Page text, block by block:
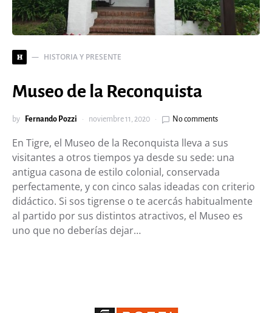
H HISTORIA Y PRESENTE
Museo de la Reconquista
by Fernando Pozzi noviembre 11, 2020 No comments
En Tigre, el Museo de la Reconquista lleva a sus
visitantes a otros tiempos ya desde su sede: una
antigua casona de estilo colonial, conservada
perfectamente, y con cinco salas ideadas con criterio
didáctico. Si sos tigrense o te acercás habitualmente
al partido por sus distintos atractivos, el Museo es
uno que no deberías dejar…